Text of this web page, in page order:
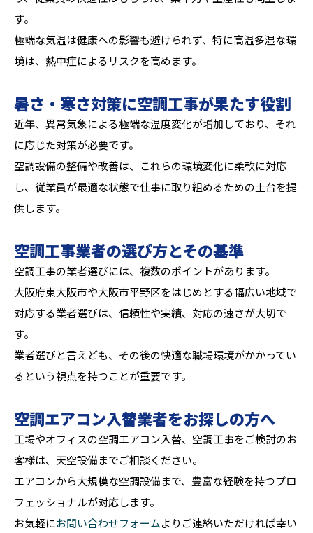
す。
極端な気温は健康への影響も避けられず、特に高温多湿な環
境は、熱中症によるリスクを高めます。
暑さ・寒さ対策に空調工事が果たす役割
近年、異常気象による極端な温度変化が増加しており、それ
に応じた対策が必要です。
空調設備の整備や改善は、これらの環境変化に柔軟に対応
し、従業員が最適な状態で仕事に取り組めるための土台を提
供します。
空調工事業者の選び方とその基準
空調工事の業者選びには、複数のポイントがあります。
大阪府東大阪市や大阪市平野区をはじめとする幅広い地域で
対応する業者選びは、信頼性や実績、対応の速さが大切で
す。
業者選びと言えども、その後の快適な職場環境がかかってい
るという視点を持つことが重要です。
空調エアコン入替業者をお探しの方へ
工場やオフィスの空調エアコン入替、空調工事をご検討のお
客様は、天空設備までご相談ください。
エアコンから大規模な空調設備まで、豊富な経験を持つプロ
フェッショナルが対応します。
お気軽にお問い合わせフォームよりご連絡いただければ幸い